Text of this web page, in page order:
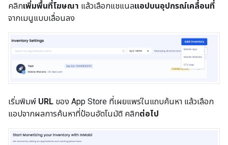
คลิกเพิ่มพื้นที่โฆษณา แล้วเลือกแชแนลแอปบนอุปกรณ์เคลื่อนที่
จากเมนูแบบเลื่อนลง
เริ่มพิมพ์ URL ของ App Store ที่เผยแพร่ในแถบค้นหา แล้วเลือก
แอปจากผลการค้นหาที่ป้อนอัตโนมัติ คลิกต่อไป